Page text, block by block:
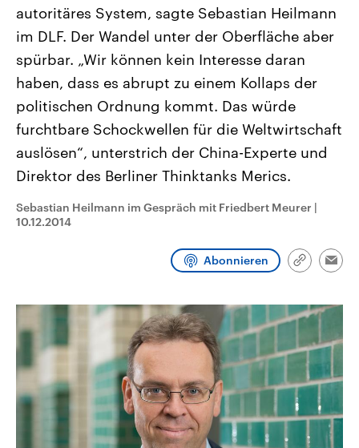
Landtagswahl Sachsen-Anhalt
2026
Alle Informationen
Sachsen-Anhalt wählt am 6.
September 2026 einen neuen
Landtag. Seit 2021 wird das
Bundesland von einer Koalition aus
CDU, SPD und FDP regiert.-
Umfragen, Prognosen,
Wahlprogramme, aktuelle Berichte
und Hintergründe zu den Parteien
und Kandidaten der anstehenden
Wahl.
USA
Aktuelle Beiträge,
Hintergründe
Wirtschaftlich und
gehören die Vereinigten
den mächtigsten Ländern
mit großem Einfluss auf
Sendungen Programm Podcasts
autoritäres System, sagte Sebastian Heilmann
im DLF. Der Wandel unter der Oberfläche aber
spürbar. „Wir können kein Interesse daran
haben, dass es abrupt zu einem Kollaps der
politischen Ordnung kommt. Das würde
furchtbare Schockwellen für die Weltwirtschaft
auslösen“, unterstrich der China-Experte und
Direktor des Berliner Thinktanks Merics.
Sebastian Heilmann im Gespräch mit Friedbert Meurer |
10.12.2014
Abonnieren
Link